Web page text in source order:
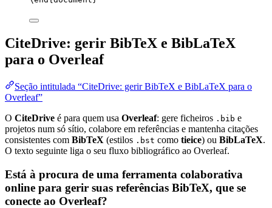
CiteDrive: gerir BibTeX e BibLaTeX
para o Overleaf
Seção intitulada “CiteDrive: gerir BibTeX e BibLaTeX para o
Overleaf”
O CiteDrive é para quem usa Overleaf: gere ficheiros .bib e
projetos num só sítio, colabore em referências e mantenha citações
consistentes com BibTeX (estilos .bst como tieice) ou BibLaTeX.
O texto seguinte liga o seu fluxo bibliográfico ao Overleaf.
Está à procura de uma ferramenta colaborativa
online para gerir suas referências BibTeX, que se
conecte ao Overleaf?